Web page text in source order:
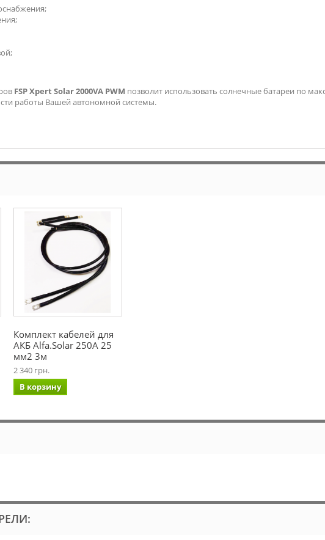
FSP Xpert Solar 2000VA PWM позволит использовать солнечные батареи по
работы Вашей автономной системы.
Комплект кабелей для
АКБ Alfa.Solar 250А 25
мм2 3м
2 340 грн.
В корзину